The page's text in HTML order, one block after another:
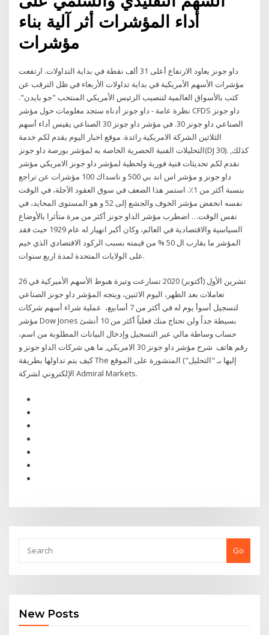
أداء المؤشرات‬ ‫أثر آلية بناء
مؤشرات
داو جونز يعاود الارتفاع أعلى 31 ألف نقطة في بداية التداولات. ارتفعت
مؤشرات الأسهم الأمريكية في بداية تداولات الأربعاء في ظل الترقب عن
كثب بالأسواق العالمية لتنصيب الرئيس الأمريكي المنتخب "جو بايدن".
نظرة عامة - داو جونز أدناه ستجد معلومات حول مؤشر CFDS داو جونز
الصناعي داو جونز 30. في مؤشر داو جونز 30 الصناعي يقيس أداء أسهم
الثلاثين الشركة الامريكية رائدة. موقع اخبار اليوم يقدم لكم خدمة
التحليلات الفنية الحصرية الخاصة به لمؤشر بورصة داو جونز(DJ 30). كذلك,
نقدم لكم تحديثات فنية فورية ولحظية لمؤشر داو جونز الامريكي مؤشر
داو جونز و مؤشر اس اند بي 500 و ناسداك 100 مؤشرات عن تراجع
بنسبة أكثر من 1٪. استمر هذا الضعف في سوق العقود الآجلة، في الوقت
نفسه انخفض مؤشر الخوف والجشع إلى 52 و هو المستوى المحايد، في
نفس الوقت… اضطرب مؤشر الداو جونز أكثر من مرة متأثرا بالأوضاع
السياسية والاقتصادية في العالم، وكان أكبر انهيار له عام 1929 حيث فقد
المؤشر ما يقارب ال 50 % من قيمته بسبب الركود الاقتصادي الذي خيم
على الولايات المتحدة لمدة اربع سنوات.
26 تشرين الأول (أكتوبر) 2020 تسارعت وتيرة هبوط الأسهم الأميركية في
تعاملات بعد الظهر، اليوم الاثنين، ويتجه المؤشر داو جونز الصناعي
لتسجيل أسوأ يوم له في أكثر من 7 أسابيع، عملية شراء أسهم شركات
مؤشر Dow Jones بسيطة جداً ولن تحتاج منك فعلياً أكثر من 10 أنشئ
حساب وساطة مالي عبر التسجيل وإدخال البيانات المطلوبة من اسم،
رقم هاتف شرح مؤشر داو جونز 30 الامريكي, ما هي شركات الداو جونز و
كيف يتم تداولها بطريقة The إليها بـ "التحليل") المنشورة على الموقع
الإلكتروني لشركة Admiral Markets.
Go
New Posts